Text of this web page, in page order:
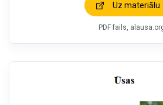
Uz materiālu
PDF fails,